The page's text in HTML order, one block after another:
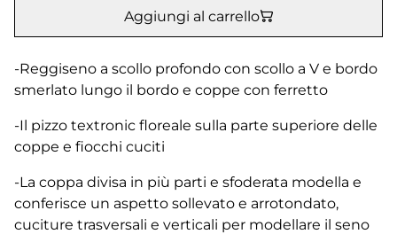
Aggiungi al carrello
-Reggiseno a scollo profondo con scollo a V e bordo
smerlato lungo il bordo e coppe con ferretto
-Il pizzo textronic floreale sulla parte superiore delle
coppe e fiocchi cuciti
-La coppa divisa in più parti e sfoderata modella e
conferisce un aspetto sollevato e arrotondato,
cuciture trasversali e verticali per modellare il seno